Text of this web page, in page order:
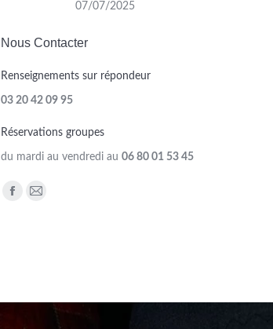
07/07/2025
Nous Contacter
Renseignements sur répondeur
03 20 42 09 95
Réservations groupes
du mardi au vendredi au 06 80 01 53 45
Trouvez nous sur :
windowwindow